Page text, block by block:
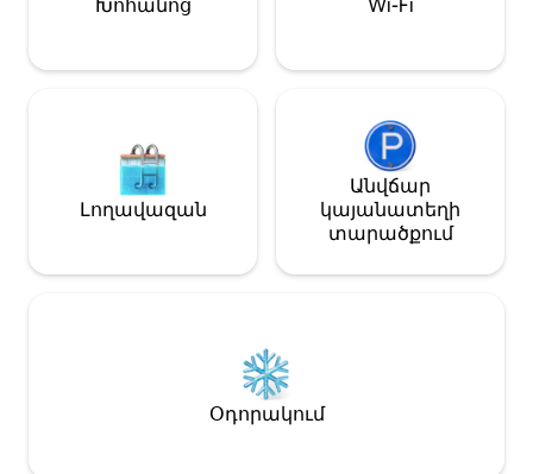
փոքր
խոհանոցը,
ամենօրյա
Խոհանոց Wi-Fi
Լողավազան
Անվճար
կայանատեղի
տարածքում
Օդորակում